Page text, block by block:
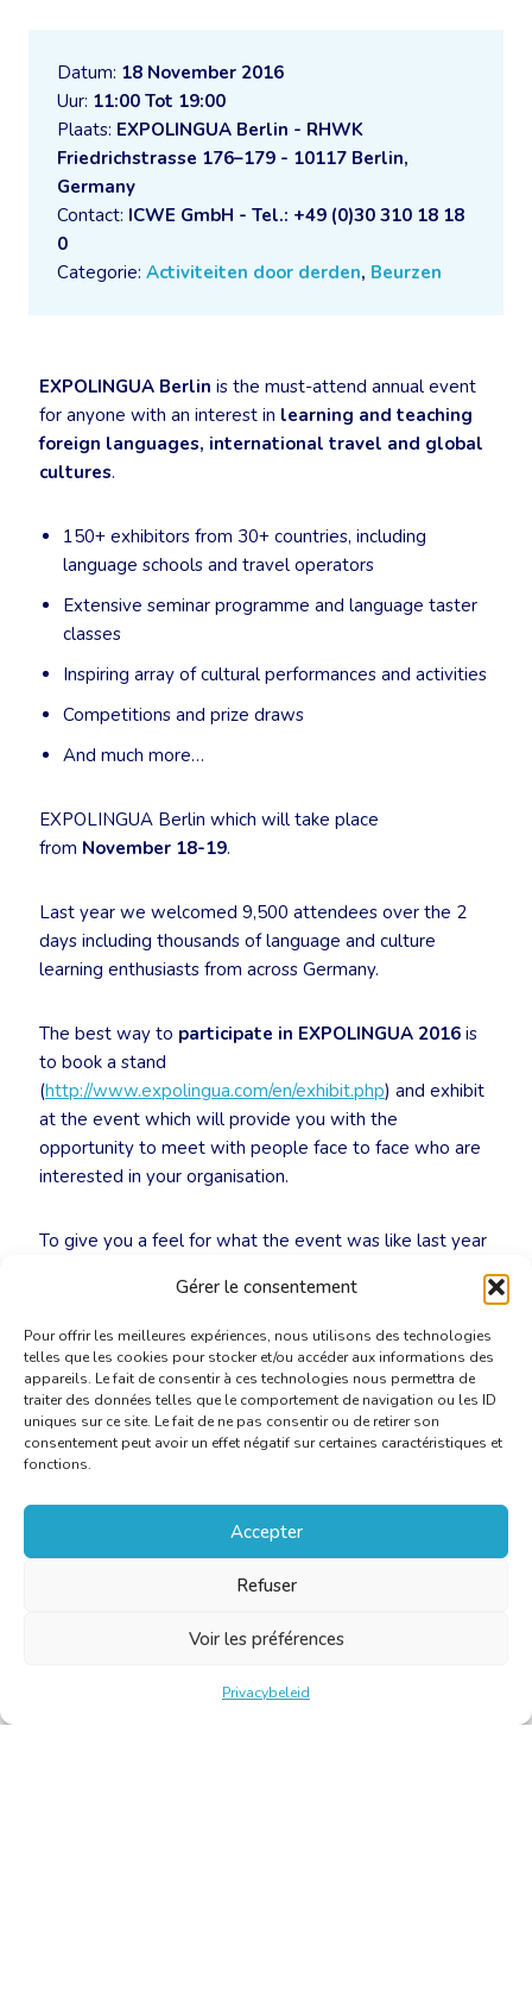
Gérer le consentement
Pour offrir les meilleures expériences, nous utilisons des technologies
telles que les cookies pour stocker et/ou accéder aux informations des
appareils. Le fait de consentir à ces technologies nous permettra de
traiter des données telles que le comportement de navigation ou les ID
uniques sur ce site. Le fait de ne pas consentir ou de retirer son
consentement peut avoir un effet négatif sur certaines caractéristiques et
fonctions.
Accepter
Refuser
Voir les préférences
Privacybeleid
Datum: 18 November 2016
Uur: 11:00 Tot 19:00
Plaats: EXPOLINGUA Berlin - RHWK
Friedrichstrasse 176–179 - 10117 Berlin,
Germany
Contact: ICWE GmbH - Tel.: +49 (0)30 310 18 18
0
Categorie: Activiteiten door derden, Beurzen
EXPOLINGUA Berlin is the must-attend annual event
for anyone with an interest in learning and teaching
foreign languages, international travel and global
cultures.
150+ exhibitors from 30+ countries, including
language schools and travel operators
Extensive seminar programme and language taster
classes
Inspiring array of cultural performances and activities
Competitions and prize draws
And much more…
EXPOLINGUA Berlin which will take place
from November 18-19.
Last year we welcomed 9,500 attendees over the 2
days including thousands of language and culture
learning enthusiasts from across Germany.
The best way to participate in EXPOLINGUA 2016 is
to book a stand
(http://www.expolingua.com/en/exhibit.php) and exhibit
at the event which will provide you with the
opportunity to meet with people face to face who are
interested in your organisation.
To give you a feel for what the event was like last year
please follow the following link to see a video from last
https://www.youtube.com/watch?v=2Jjla7dI8OU